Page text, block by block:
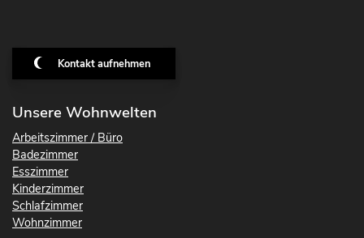
Kontakt aufnehmen
Unsere Wohnwelten
Arbeitszimmer / Büro
Badezimmer
Esszimmer
Kinderzimmer
Schlafzimmer
Wohnzimmer